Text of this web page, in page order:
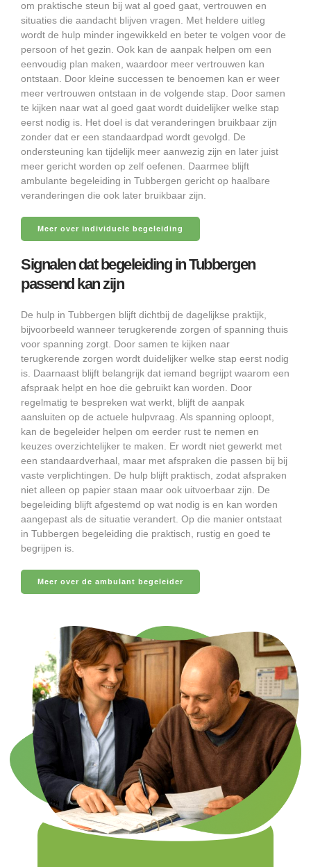
om praktische steun bij wat al goed gaat, vertrouwen en
situaties die aandacht blijven vragen. Met heldere uitleg
wordt de hulp minder ingewikkeld en beter te volgen voor de
persoon of het gezin. Ook kan de aanpak helpen om een
eenvoudig plan maken, waardoor meer vertrouwen kan
ontstaan. Door kleine successen te benoemen kan er weer
meer vertrouwen ontstaan in de volgende stap. Door samen
te kijken naar wat al goed gaat wordt duidelijker welke stap
eerst nodig is. Het doel is dat veranderingen bruikbaar zijn
zonder dat er een standaardpad wordt gevolgd. De
ondersteuning kan tijdelijk meer aanwezig zijn en later juist
meer gericht worden op zelf oefenen. Daarmee blijft
ambulante begeleiding in Tubbergen gericht op haalbare
veranderingen die ook later bruikbaar zijn.
Meer over individuele begeleiding
Signalen dat begeleiding in Tubbergen
passend kan zijn
De hulp in Tubbergen blijft dichtbij de dagelijkse praktijk,
bijvoorbeeld wanneer terugkerende zorgen of spanning thuis
voor spanning zorgt. Door samen te kijken naar
terugkerende zorgen wordt duidelijker welke stap eerst nodig
is. Daarnaast blijft belangrijk dat iemand begrijpt waarom een
afspraak helpt en hoe die gebruikt kan worden. Door
regelmatig te bespreken wat werkt, blijft de aanpak
aansluiten op de actuele hulpvraag. Als spanning oploopt,
kan de begeleider helpen om eerder rust te nemen en
keuzes overzichtelijker te maken. Er wordt niet gewerkt met
een standaardverhaal, maar met afspraken die passen bij bij
vaste verplichtingen. De hulp blijft praktisch, zodat afspraken
niet alleen op papier staan maar ook uitvoerbaar zijn. De
begeleiding blijft afgestemd op wat nodig is en kan worden
aangepast als de situatie verandert. Op die manier ontstaat
in Tubbergen begeleiding die praktisch, rustig en goed te
begrijpen is.
Meer over de ambulant begeleider